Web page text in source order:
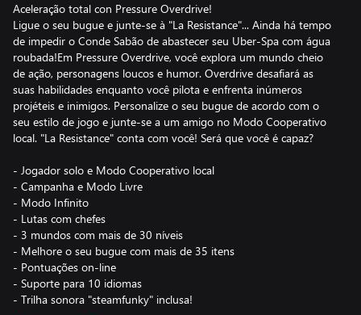
Aceleração total con Pressure Overdrive!
Ligue o seu bugue e junte-se à "La Resistance"... Ainda há tempo
de impedir o Conde Sabão de abastecer seu Uber-Spa com água
roubada!Em Pressure Overdrive, você explora um mundo cheio
de ação, personagens loucos e humor. Overdrive desafiará as
suas habilidades enquanto você pilota e enfrenta inúmeros
projéteis e inimigos. Personalize o seu bugue de acordo com o
seu estilo de jogo e junte-se a um amigo no Modo Cooperativo
local. "La Resistance" conta com você! Será que você é capaz?
- Jogador solo e Modo Cooperativo local
- Campanha e Modo Livre
- Modo Infinito
- Lutas com chefes
- 3 mundos com mais de 30 níveis
- Melhore o seu bugue com mais de 35 itens
- Pontuações on-line
- Suporte para 10 idiomas
- Trilha sonora "steamfunky" inclusa!